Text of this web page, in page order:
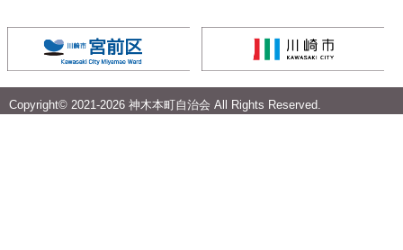
Copyright© 2021-2026 神木本町自治会 All Rights Reserved.